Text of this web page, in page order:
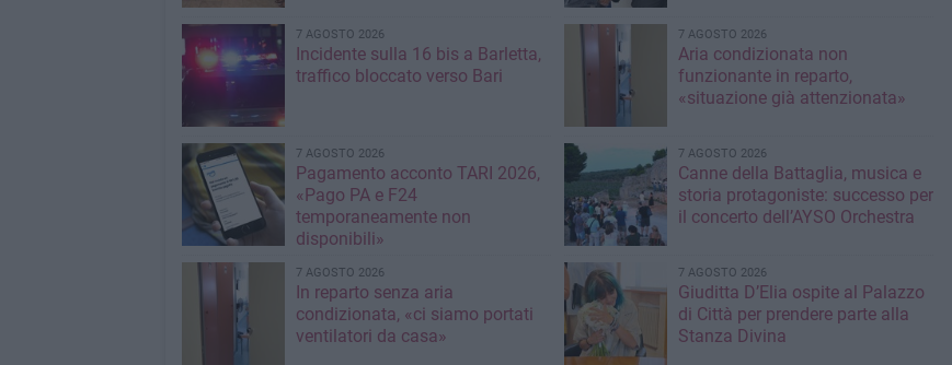
7 AGOSTO 2026
Incidente sulla 16 bis a Barletta,
traffico bloccato verso Bari
7 AGOSTO 2026
Aria condizionata non
funzionante in reparto,
«situazione già attenzionata»
7 AGOSTO 2026
Pagamento acconto TARI 2026,
«Pago PA e F24
temporaneamente non
disponibili»
7 AGOSTO 2026
Canne della Battaglia, musica e
storia protagoniste: successo per
il concerto dell’AYSO Orchestra
7 AGOSTO 2026
In reparto senza aria
condizionata, «ci siamo portati
ventilatori da casa»
7 AGOSTO 2026
Giuditta D’Elia ospite al Palazzo
di Città per prendere parte alla
Stanza Divina